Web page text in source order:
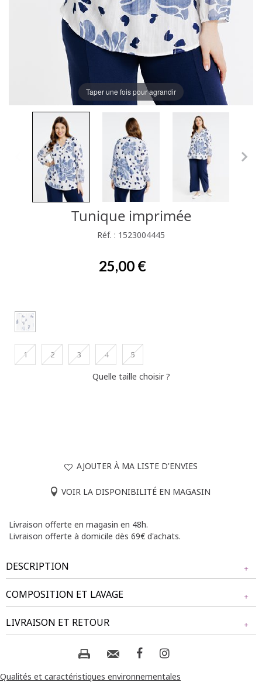
Taper une fois pour agrandir
Tunique imprimée
Réf. : 1523004445
25,00 €
1 2 3 4 5
Quelle taille choisir ?
AJOUTER À MA LISTE D'ENVIES
VOIR LA DISPONIBILITÉ EN MAGASIN
Livraison offerte en magasin en 48h.
Livraison offerte à domicile dès 69€ d'achats.
DESCRIPTION
Chemisier grande taille.
COMPOSITION ET LAVAGE
Tissu principal : 98% VISCOSE, 2% FIBRE METALLIQUE
Composition et lavage :
LIVRAISON ET RETOUR
NOS MODES DE LIVRAISON
Livraison Magasin :
Qualités et caractéristiques environnementales